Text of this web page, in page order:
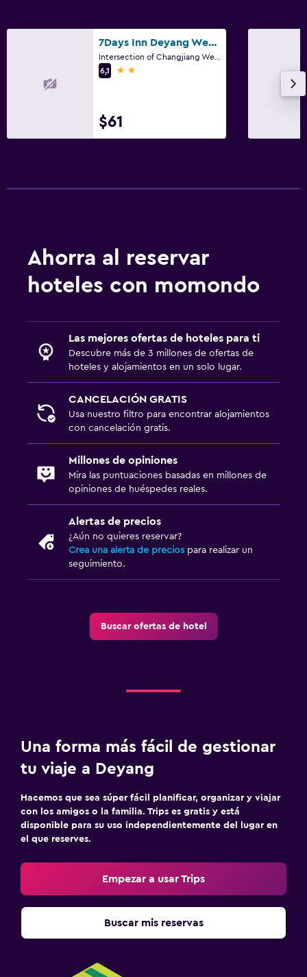
7Days Inn Deyang Wenmiao Square
6,1
2 estrellas
$61
Ahorra al reservar
hoteles con momondo
Las mejores ofertas de hoteles para ti
Descubre más de 3 millones de ofertas de
hoteles y alojamientos en un solo lugar.
CANCELACIÓN GRATIS
Usa nuestro filtro para encontrar alojamientos
con cancelación gratis.
Millones de opiniones
Mira las puntuaciones basadas en millones de
opiniones de huéspedes reales.
Alertas de precios
¿Aún no quieres reservar?
Crea una alerta de precios para realizar un
seguimiento.
Buscar ofertas de hotel
Una forma más fácil de gestionar
tu viaje a Deyang
Hacemos que sea súper fácil planificar, organizar y viajar
con los amigos o la familia. Trips es gratis y está
disponible para su uso independientemente del lugar en
el que reserves.
Empezar a usar Trips
Buscar mis reservas